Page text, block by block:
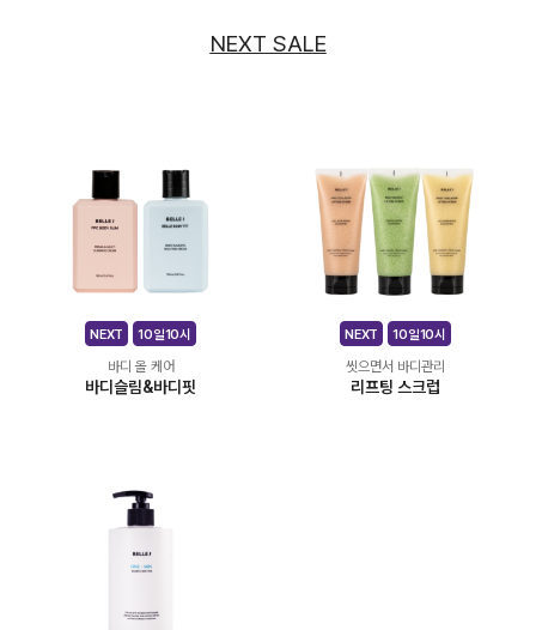
NEXT SALE
NEXT 10일10시
바디 올 케어
바디슬림&바디핏
NEXT 10일10시
씻으면서 바디관리
리프팅 스크럽